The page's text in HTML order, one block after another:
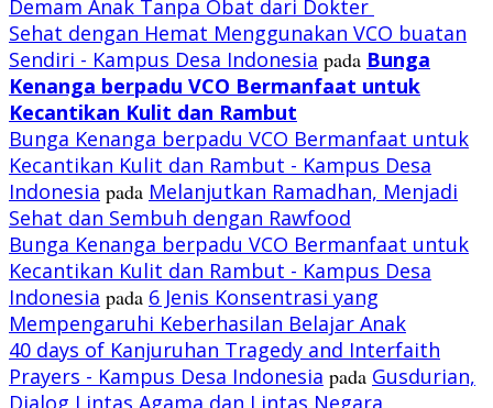
Demam Anak Tanpa Obat dari Dokter
Sehat dengan Hemat Menggunakan VCO buatan
Sendiri - Kampus Desa Indonesia pada Bunga
Kenanga berpadu VCO Bermanfaat untuk
Kecantikan Kulit dan Rambut
Bunga Kenanga berpadu VCO Bermanfaat untuk
Kecantikan Kulit dan Rambut - Kampus Desa
Indonesia pada Melanjutkan Ramadhan, Menjadi
Sehat dan Sembuh dengan Rawfood
Bunga Kenanga berpadu VCO Bermanfaat untuk
Kecantikan Kulit dan Rambut - Kampus Desa
Indonesia pada 6 Jenis Konsentrasi yang
Mempengaruhi Keberhasilan Belajar Anak
40 days of Kanjuruhan Tragedy and Interfaith
Prayers - Kampus Desa Indonesia pada Gusdurian,
Dialog Lintas Agama dan Lintas Negara